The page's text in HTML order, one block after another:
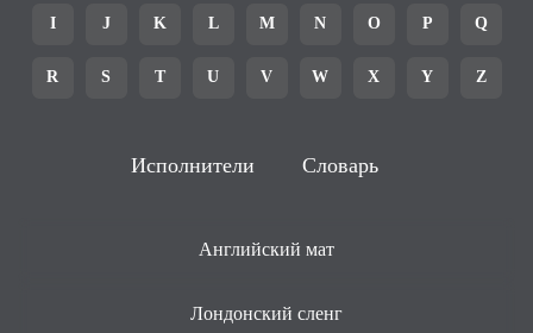
I J K L M N O P Q
R S T U V W X Y Z
Исполнители Словарь
Английский мат
Лондонский сленг